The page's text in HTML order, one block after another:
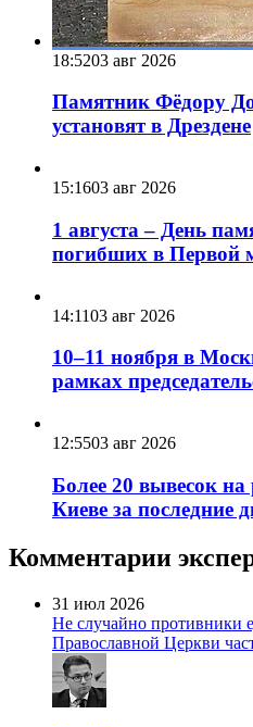
18:5203 авг 2026
Памятник Фёдору
установят в Дрездене
15:1603 авг 2026
1 августа – День
погибших в Первой
14:1103 авг 2026
10–11 ноября в
рамках
12:5503 авг 2026
Более 20 вывесок
Киеве за последние
Комментарии
31 июл 2026
Не случайно противники
Православной Церкви